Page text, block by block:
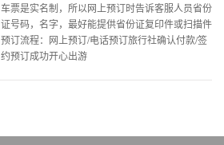
车票是实名制，所以网上预订时告诉客服人员省份
证号码，名字，最好能提供省份证复印件或扫描件
预订流程：网上预订/电话预订旅行社确认付款/签
约预订成功开心出游